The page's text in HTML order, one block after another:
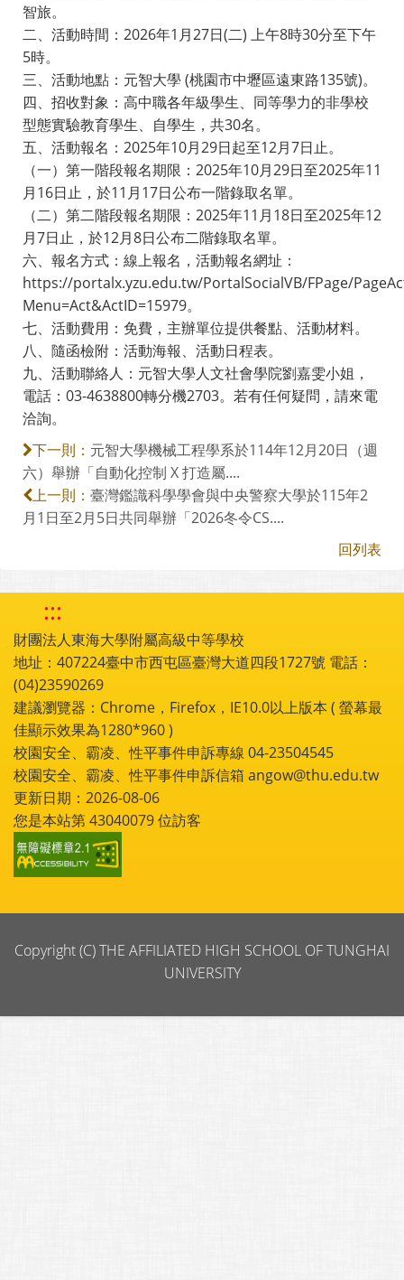
智旅。
二、活動時間：2026年1月27日(二) 上午8時30分至下午
5時。
三、活動地點：元智大學 (桃園市中壢區遠東路135號)。
四、招收對象：高中職各年級學生、同等學力的非學校
型態實驗教育學生、自學生，共30名。
五、活動報名：2025年10月29日起至12月7日止。
（一）第一階段報名期限：2025年10月29日至2025年11
月16日止，於11月17日公布一階錄取名單。
（二）第二階段報名期限：2025年11月18日至2025年12
月7日止，於12月8日公布二階錄取名單。
六、報名方式：線上報名，活動報名網址：
https://portalx.yzu.edu.tw/PortalSocialVB/FPage/
Menu=Act&ActID=15979。
七、活動費用：免費，主辦單位提供餐點、活動材料。
八、隨函檢附：活動海報、活動日程表。
九、活動聯絡人：元智大學人文社會學院劉嘉雯小姐，
電話：03-4638800轉分機2703。若有任何疑問，請來電
洽詢。
下一則： 元智大學機械工程學系於114年12月20日（週
六）舉辦「自動化控制 X 打造屬....
上一則： 臺灣鑑識科學學會與中央警察大學於115年2
月1日至2月5日共同舉辦「2026冬令CS....
回列表
:::
財團法人東海大學附屬高級中等學校
地址：407224臺中市西屯區臺灣大道四段1727號 電話：
(04)23590269
建議瀏覽器：Chrome，Firefox，IE10.0以上版本 ( 螢幕最
佳顯示效果為1280*960 )
校園安全、霸凌、性平事件申訴專線 04-23504545
校園安全、霸凌、性平事件申訴信箱 angow@thu.edu.tw
更新日期：2026-08-06
您是本站第43040079位訪客
Copyright (C) THE AFFILIATED HIGH SCHOOL OF TUNGHAI
UNIVERSITY